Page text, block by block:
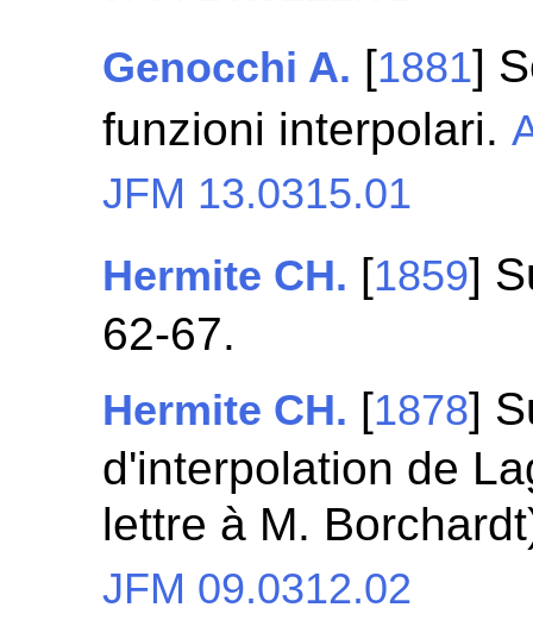
Genocchi A. [1881]
funzioni interpolari.
JFM 13.0315.01
Hermite CH. [1859]
62-67.
Hermite CH. [1878]
d'interpolation de
lettre à M.
JFM 09.0312.02